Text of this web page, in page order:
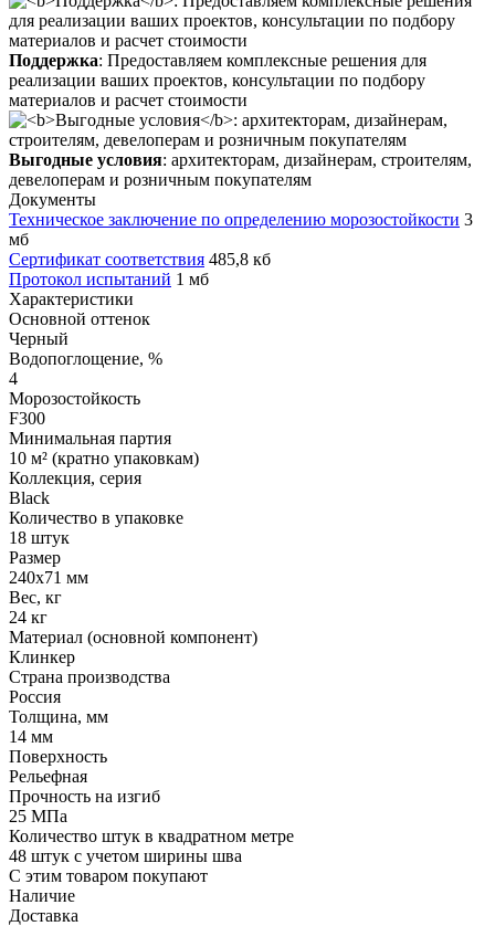
Поддержка: Предоставляем комплексные решения для
реализации ваших проектов, консультации по подбору
материалов и расчет стоимости
Выгодные условия: архитекторам, дизайнерам, строителям,
девелоперам и розничным покупателям
Документы
Техническое заключение по определению морозостойкости 3
мб
Сертификат соответствия 485,8 кб
Протокол испытаний 1 мб
Характеристики
Основной оттенок
Черный
Водопоглощение, %
4
Морозостойкость
F300
Минимальная партия
10 м² (кратно упаковкам)
Коллекция, серия
Black
Количество в упаковке
18 штук
Размер
240х71 мм
Вес, кг
24 кг
Материал (основной компонент)
Клинкер
Страна производства
Россия
Толщина, мм
14 мм
Поверхность
Рельефная
Прочность на изгиб
25 МПа
Количество штук в квадратном метре
48 штук с учетом ширины шва
С этим товаром покупают
Наличие
Доставка